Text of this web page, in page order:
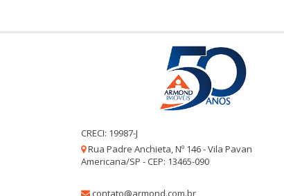
CRECI: 19987-J
Rua Padre Anchieta, Nº 146 - Vila Pavan
Americana/SP - CEP: 13465-090
contato@armond.com.br